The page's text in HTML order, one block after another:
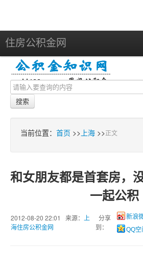
住房公积金网
北京
上海
天津
苏州
深圳
宁波
济南
搜索
当前位置： 首页 >> 上海 >>正文
和女朋友都是首套房，
一起公积
2012-08-20 22:01 来源：
上
海住房公积金网
分享
到：
新浪
QQ空